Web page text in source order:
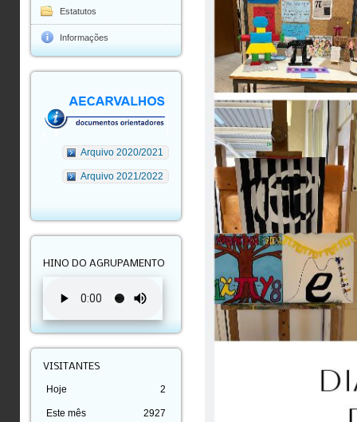
Estatutos
Informações
Arquivo 2020/2021
Arquivo 2021/2022
HINO DO AGRUPAMENTO
VISITANTES
Hoje 2
Este mês 2927